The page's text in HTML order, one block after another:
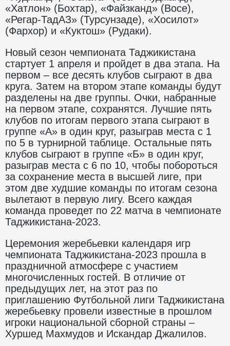
«Хатлон» (Бохтар), «Файзканд» (Восе),
«Регар-ТадАЗ» (Турсунзаде), «Хосилот»
(Фархор) и «Куктош» (Рудаки).
Новый сезон чемпионата Таджикистана
стартует 1 апреля и пройдет в два этапа. На
первом – все десять клубов сыграют в два
круга. Затем на втором этапе команды будут
разделены на две группы. Очки, набранные
на первом этапе, сохранятся. Лучшие пять
клубов по итогам первого этапа сыграют в
группе «А» в один круг, разыграв места с 1
по 5 в турнирной таблице. Остальные пять
клубов сыграют в группе «Б» в один круг,
разыграв места с 6 по 10, чтобы побороться
за сохранение места в высшей лиге, при
этом две худшие команды по итогам сезона
вылетают в первую лигу. Всего каждая
команда проведет по 22 матча в чемпионате
Таджикистана-2023.
Церемония жеребьевки календаря игр
чемпионата Таджикистана-2023 прошла в
праздничной атмосфере с участием
многочисленных гостей. В отличие от
предыдущих лет, на этот раз по
приглашению Футбольной лиги Таджикистана
жеребьевку провели известные в прошлом
игроки национальной сборной страны –
Хуршед Махмудов и Искандар Джалилов.